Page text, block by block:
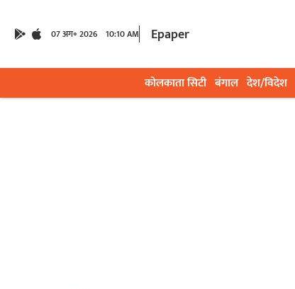
07 अग॰ 2026 10:10 AM Epaper
कोलकाता सिटी बंगाल देश/विदेश